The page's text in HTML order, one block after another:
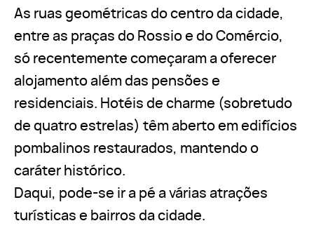
As ruas geométricas do centro da cidade,
entre as praças do Rossio e do Comércio,
só recentemente começaram a oferecer
alojamento além das pensões e
residenciais. Hotéis de charme (sobretudo
de quatro estrelas) têm aberto em edifícios
pombalinos restaurados, mantendo o
caráter histórico.
Daqui, pode-se ir a pé a várias atrações
turísticas e bairros da cidade.